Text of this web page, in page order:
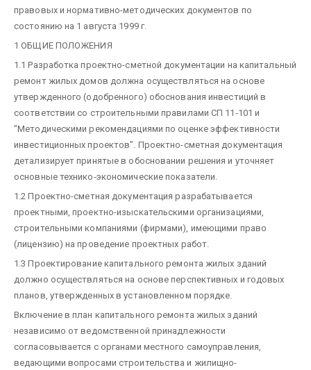
правовых и нормативно-методических документов по
состоянию на 1 августа 1999 г.
1 ОБЩИЕ ПОЛОЖЕНИЯ
1.1 Разработка проектно-сметной документации на капитальный
ремонт жилых домов должна осуществляться на основе
утвержденного (одобренного) обоснования инвестиций в
соответствии со строительными правилами СП 11-101 и
"Методическими рекомендациями по оценке эффективности
инвестиционных проектов". Проектно-сметная документация
детализирует принятые в обосновании решения и уточняет
основные технико-экономические показатели.
1.2 Проектно-сметная документация разрабатывается
проектными, проектно-изыскательскими организациями,
строительными компаниями (фирмами), имеющими право
(лицензию) на проведение проектных работ.
1.3 Проектирование капитального ремонта жилых зданий
должно осуществляться на основе перспективных и годовых
планов, утвержденных в установленном порядке.
Включение в план капитального ремонта жилых зданий
независимо от ведомственной принадлежности
согласовывается с органами местного самоуправления,
ведающими вопросами строительства и жилищно-